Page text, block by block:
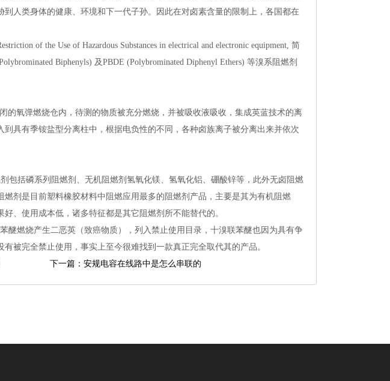
人类身体的健康、环境和下一代子孙。因此在对卤素含量的限制上，各国都在
简
及PBDE(PolybrominatedDiphenylEthers)等溴系阻燃剂
的氧弹燃烧仓内，待测的物质被充分燃烧，并被吸收液吸收，集成英蓝技术的离
具有季铵盐型分离柱中，根据电负性的不同，各种卤族离子被分离出来并依次
包括磷系列阻燃剂、无机阻燃剂氢氧化镁、氢氧化铝、硼酸锌等，此外无卤阻燃
剂是目前塑料橡胶材料中阻燃应用最多的阻燃剂产品，主要是其为有机阻燃
、使用成本低，诸多特征都是其它阻燃剂所不能替代的。
醚燃烧产生二恶英（致癌物质），列入禁止使用目录，十溴联苯醚也因为具有争
被完全禁止使用，事实上至今很难找到一款真正完全取代其的产品。
下一篇：安规电容在线路中是怎么串联的